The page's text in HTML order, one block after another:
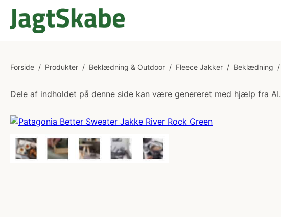
Forside / Produkter / Beklædning & Outdoor / Fleece Jakker / Beklædning /
Dele af indholdet på denne side kan være genereret med hjælp fra AI.